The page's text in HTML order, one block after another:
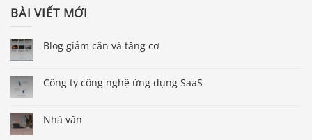
BÀI VIẾT MỚI
Blog giảm cân và tăng cơ
Công ty công nghệ ứng dụng SaaS
Nhà văn